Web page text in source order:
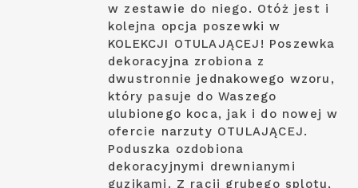
w zestawie do niego. Otóż jest i
kolejna opcja poszewki w
KOLEKCJI OTULAJĄCEJ! Poszewka
dekoracyjna zrobiona z
dwustronnie jednakowego wzoru,
który pasuje do Waszego
ulubionego koca, jak i do nowej w
ofercie narzuty OTULAJĄCEJ.
Poduszka ozdobiona
dekoracyjnymi drewnianymi
guzikami. Z racji grubego splotu,